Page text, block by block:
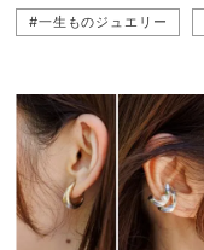
#Tiffany ＆ Co（ティファ
#BVLGARI（ブルガリ）
#Chaumet（ショーメ）
#TASAKI（タサキ）
#一生ものジュエリー
#シルバーアクセ #ピ
#ダイヤモンド #ブラ
#重ね付けジュエリー